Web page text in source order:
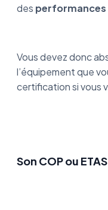
des performances
Vous devez donc
l’équipement que
certification si vous
Son COP ou